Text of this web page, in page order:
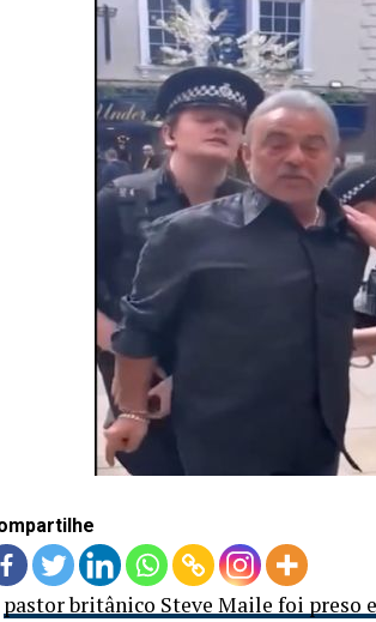
pastor britânico Steve Maile foi preso e